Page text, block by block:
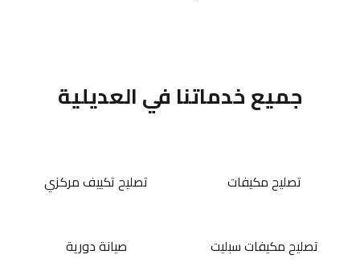
جميع خدماتنا في العديلية
تصليح مكيفات تصليح تكييف مركزي
تصليح مكيفات سبليت صيانة دورية